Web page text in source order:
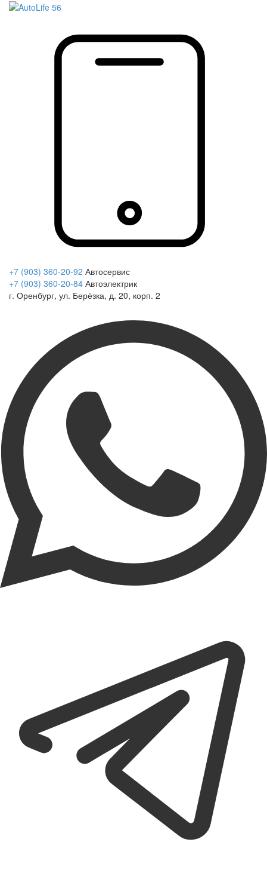
+7 (903) 360-20-92 Автосервис
+7 (903) 360-20-84 Автоэлектрик
г. Оренбург, ул. Берёзка, д. 20, корп. 2